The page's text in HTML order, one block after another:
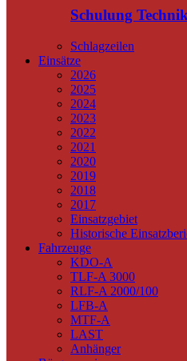
Schulung
Schlagzeilen
Einsätze
2026
2025
2024
2023
2022
2021
2020
2019
2018
2017
Einsatzgebiet
Historische
Fahrzeuge
KDO-A
TLF-A 3000
RLF-A 2000/100
LFB-A
MTF-A
LAST
Anhänger